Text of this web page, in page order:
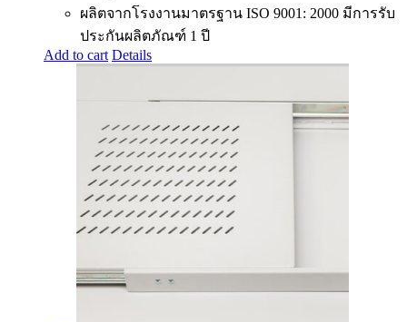
ผลิตจากโรงงานมาตรฐาน ISO 9001: 2000 มีการรับ
ประกันผลิตภัณฑ์ 1 ปี
Add to cart Details